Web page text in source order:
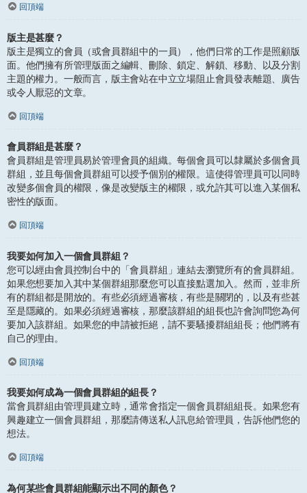
回頂端
版主是甚麼？
版主是獨立的會員（或會員群組中的一員），他們日常的工作是照顧版
面。他們擁有所管理版面之編輯、刪除、鎖定、解鎖、移動、以及分割
主題的權力。一般而言，版主會站在中立立場阻止會員發表離題、廣告
或令人厭惡的文章。
回頂端
會員群組是甚麼？
會員群組是管理員易於管理會員的組織。每個會員可以隸屬於多個會員
群組，並且每個會員群組可以授予個別的權限。這使得管理員可以同時
改變多個會員的權限，像是改變版主的權限，或允許其可以進入某個私
密性的版面。
回頂端
我要如何加入一個會員群組？
您可以經由會員控制台中的「會員群組」連結去瀏覽所有的會員群組。
如果您想要加入其中某個群組那麼您可以直接點選加入。然而，並非所
有的群組都是開放的。有些必須經過審核，有些是關閉的，以及有些甚
至是隱藏的。如果必須經過審核，那麼該群組的組長也許會詢問您為何
要加入該群組。如果您的申請被拒絕，請不要騷擾群組組長；他們將有
自己的理由。
回頂端
我要如何成為一個會員群組的組長？
當會員群組由管理員建立時，通常會指定一個會員群組組長。如果您有
興趣建立一個會員群組，那麼請傳送私人訊息給管理員，告訴他們您的
想法。
回頂端
為何某些會員群組能顯示出不同的顏色？